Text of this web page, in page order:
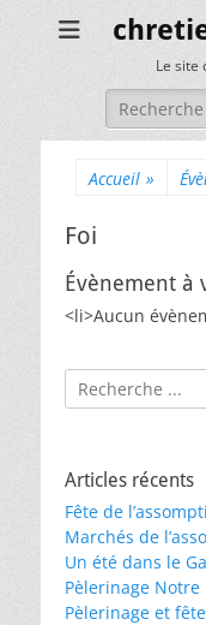
Le site
Rechercher :
Accueil »
Foi
Évènement à
<li>Aucun
Rechercher :
Articles récents
Fête de
Marchés de
Un été dans le
Pèlerinage
Pèlerinage et